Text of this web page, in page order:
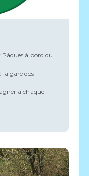
Pâques à bord du
la gare des
à chaque